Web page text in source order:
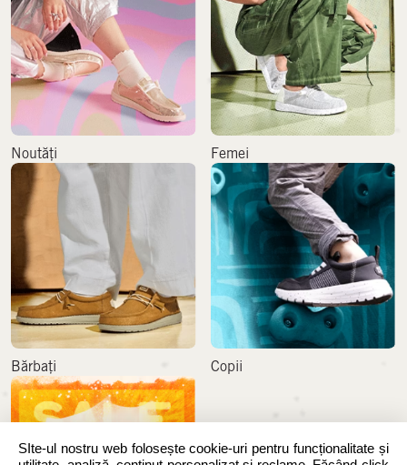
Noutăți Femei
Bărbați Copii
SIte-ul nostru web folosește cookie-uri pentru funcționalitate și